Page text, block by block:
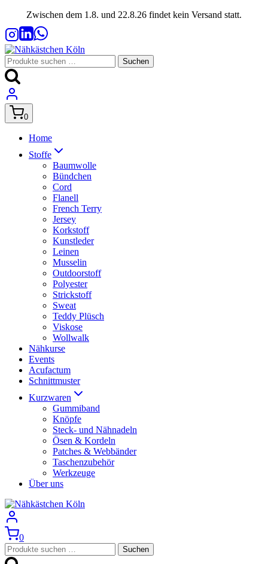
springen
Zwischen dem 1.8. und 22.8.26 findet kein Versand statt.
Suchen
nach:
Suchen
0
Home
Stoffe
Baumwolle
Bündchen
Cord
Flanell
French Terry
Jersey
Korkstoff
Kunstleder
Leinen
Musselin
Outdoorstoff
Polyester
Strickstoff
Sweat
Teddy Plüsch
Viskose
Wollwalk
Nähkurse
Events
Acufactum
Schnittmuster
Kurzwaren
Gummiband
Knöpfe
Steck- und Nähnadeln
Ösen & Kordeln
Patches & Webbänder
Taschenzubehör
Werkzeuge
Über uns
0
Suchen
nach:
Suchen